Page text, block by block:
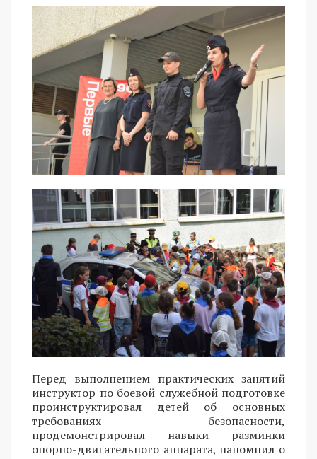
Перед выполнением практических занятий
инструктор по боевой служебной подготовке
проинструктировал детей об основных
требованиях безопасности,
продемонстрировал навыки разминки
опорно-двигательного аппарата, напомнил о